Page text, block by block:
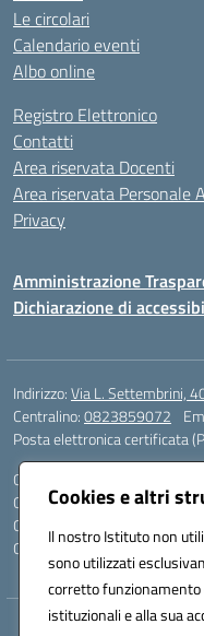
Cookies e altri
Il nostro Istituto non
sono utilizzati
corretto funzionamento
istituzionali e alla sua
Le circolari
Calendario eventi
Albo online
Registro Elettronico
Contatti
Area riservata Docenti
Area riservata Personale
Privacy
Amministrazione
Dichiarazione di
Indirizzo:Via L. Settembrini,
Centralino:0823859072
Posta elettronica certificata
Codice fiscale: 80009710619
Codice meccanografico:
Codice Indice delle Pubbliche
Codice unico di fatturazione
Hosting &